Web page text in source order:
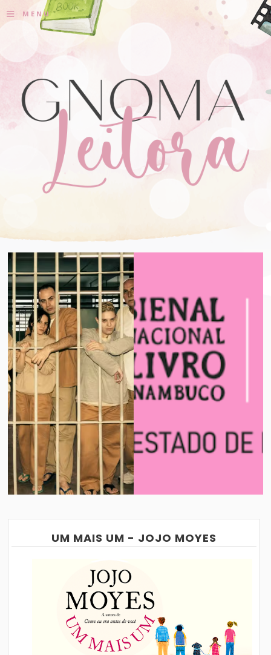
≡ MENU
BIENAL INTERNACIONAL DO LIVRO DE
VER POST
UM MAIS UM - JOJO MOYES